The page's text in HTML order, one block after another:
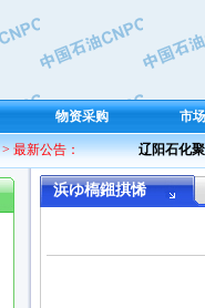
物资采购 市
> 最新公告： 辽阳石化聚丙
浜ゆ槗鎺掑悕